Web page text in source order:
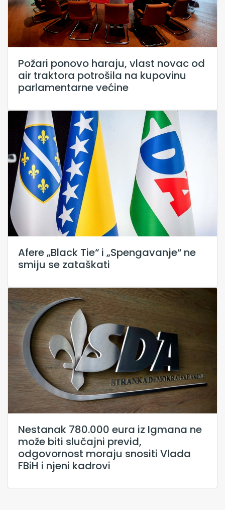
Požari ponovo haraju, vlast novac od
air traktora potrošila na kupovinu
parlamentarne većine
Afere „Black Tie“ i „Spengavanje“ ne
smiju se zataškati
Nestanak 780.000 eura iz Igmana ne
može biti slučajni previd,
odgovornost moraju snositi Vlada
FBiH i njeni kadrovi